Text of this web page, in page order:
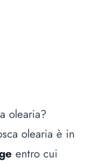
olearia?
olearia è in
entro cui